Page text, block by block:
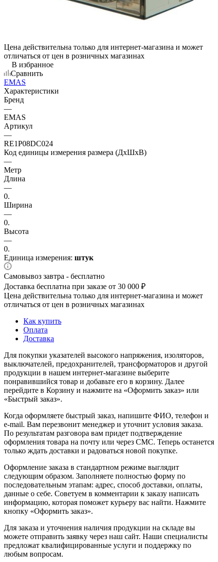
Цена действительна только для интернет-магазина и может
отличаться от цен в розничных магазинах
В избранное
Сравнить
EMAS
Характеристики
Бренд
—
EMAS
Артикул
—
RE1P08DC024
Код единицы измерения размера (ДхШхВ)
—
Метр
Длина
—
0.
Ширина
—
0.
Высота
—
0.
Единица измерения: штук
Самовывоз завтра - бесплатно
Доставка бесплатна при заказе от 30 000 ₽
Цена действительна только для интернет-магазина и может
отличаться от цен в розничных магазинах
Как купить
Оплата
Доставка
Для покупки указателей высокого напряжения, изоляторов,
выключателей, предохранителей, трансформаторов и другой
продукции в нашем интернет-магазине выберите
понравившийся товар и добавьте его в корзину. Далее
перейдите в Корзину и нажмите на «Оформить заказ» или
«Быстрый заказ».
Когда оформляете быстрый заказ, напишите ФИО, телефон и
e-mail. Вам перезвонит менеджер и уточнит условия заказа.
По результатам разговора вам придет подтверждение
оформления товара на почту или через СМС. Теперь останется
только ждать доставки и радоваться новой покупке.
Оформление заказа в стандартном режиме выглядит
следующим образом. Заполняете полностью форму по
последовательным этапам: адрес, способ доставки, оплаты,
данные о себе. Советуем в комментарии к заказу написать
информацию, которая поможет курьеру вас найти. Нажмите
кнопку «Оформить заказ».
Для заказа и уточнения наличия продукции на складе вы
можете отправить заявку через наш сайт. Наши специалисты
предложат квалифицированные услуги и поддержку по
любым вопросам.